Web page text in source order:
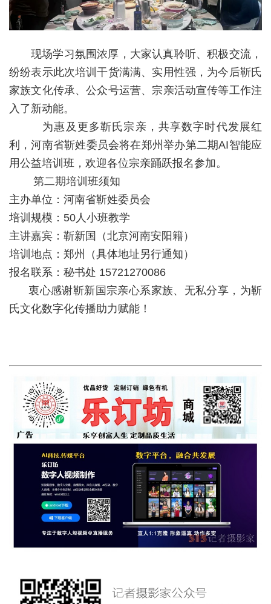
现场学习氛围浓厚，大家认真聆听、积极交流，
纷纷表示此次培训干货满满、实用性强，为今后靳氏
家族文化传承、公众号运营、宗亲活动宣传等工作注
入了新动能。
为惠及更多靳氏宗亲，共享数字时代发展红
利，河南省靳姓委员会将在郑州举办第二期AI智能应
用公益培训班，欢迎各位宗亲踊跃报名参加。
第二期培训班须知
主办单位：河南省靳姓委员会
培训规模：50人小班教学
主讲嘉宾：靳新国（北京河南安阳籍）
培训地点：郑州（具体地址另行通知）
报名联系：秘书处 15721270086
衷心感谢靳新国宗亲心系家族、无私分享，为靳
氏文化数字化传播助力赋能！